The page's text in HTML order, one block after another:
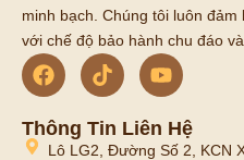
minh bạch. Chúng tôi luôn
với chế độ bảo hành chu đáo
Thông Tin Liên Hệ
Lô LG2, Đường Số 2, KCN